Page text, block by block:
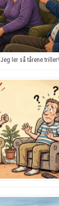
ler så tårene triller!